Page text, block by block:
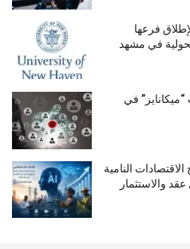
فرعها
في مشهد
في
النامية
والاستثمار